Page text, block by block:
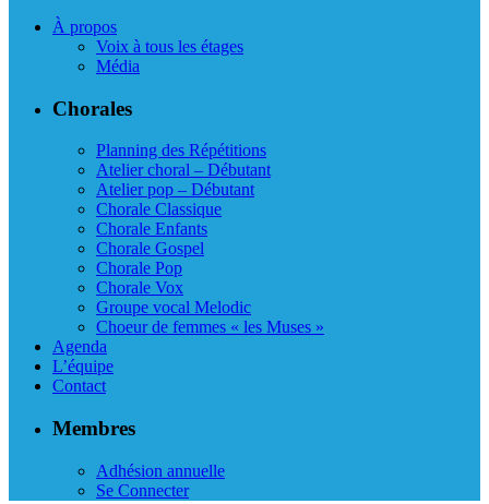
À propos
Voix à tous les étages
Média
Chorales
Planning des Répétitions
Atelier choral – Débutant
Atelier pop – Débutant
Chorale Classique
Chorale Enfants
Chorale Gospel
Chorale Pop
Chorale Vox
Groupe vocal Melodic
Choeur de femmes « les Muses »
Agenda
L’équipe
Contact
Membres
Adhésion annuelle
Se Connecter